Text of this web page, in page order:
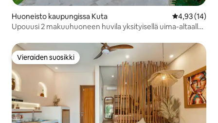
Huoneisto kaupungissa Kuta
4,93 (14)
Upouusi 2 makuuhuoneen huvila yksityisellä uima-altaalla
Vieraiden suosikki
Vieraiden suosikki